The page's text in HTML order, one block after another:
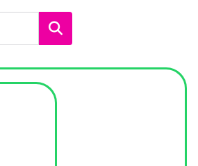
Ara